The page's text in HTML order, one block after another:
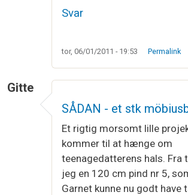
Svar
tor, 06/01/2011 - 19:53 Permalink
Gitte
SÅDAN - et stk
Et rigtig morsomt lille
kommer til at hænge om
teenagedatterens hals. Fra
jeg en 120 cm pind nr 5,
Garnet kunne nu godt have